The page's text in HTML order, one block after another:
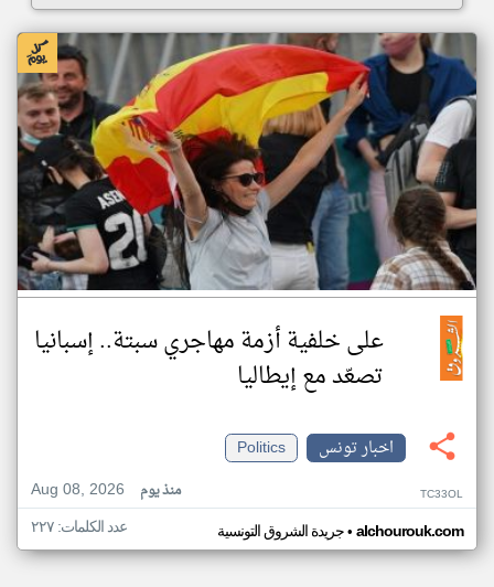
على خلفية أزمة مهاجري سبتة.. إسبانيا
تصعّد مع إيطاليا
اخبار تونس
Politics
Aug 08, 2026
منذ يوم TC33OL
جريدة الشروق التونسية• alchourouk.com عدد الكلمات: ٢٢٧